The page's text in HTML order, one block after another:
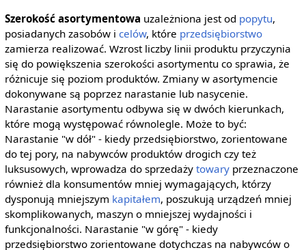
Szerokość asortymentowa uzależniona jest od popytu,
posiadanych zasobów i celów, które przedsiębiorstwo
zamierza realizować. Wzrost liczby linii produktu przyczynia
się do powiększenia szerokości asortymentu co sprawia, że
różnicuje się poziom produktów. Zmiany w asortymencie
dokonywane są poprzez narastanie lub nasycenie.
Narastanie asortymentu odbywa się w dwóch kierunkach,
które mogą występować równolegle. Może to być:
Narastanie "w dół" - kiedy przedsiębiorstwo, zorientowane
do tej pory, na nabywców produktów drogich czy też
luksusowych, wprowadza do sprzedaży towaryprzeznaczone
również dla konsumentów mniej wymagających, którzy
dysponują mniejszym kapitałem, poszukują urządzeń mniej
skomplikowanych, maszyn o mniejszej wydajności i
funkcjonalności. Narastanie "w górę" - kiedy
przedsiębiorstwo zorientowane dotychczas na nabywców o